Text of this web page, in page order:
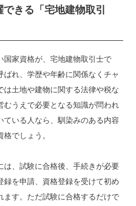
きる「宅地建物取引
国家資格が、宅地建物取引士で
ばれ、学歴や年齢に関係なくチャ
は土地や建物に関する法律や税な
むうえで必要となる知識が問われ
ている人なら、馴染みのある内容
でしょう。
は、試験に合格後、手続きが必要
録を申請、資格登録を受けて初め
ます。ただ試験に合格するだけで